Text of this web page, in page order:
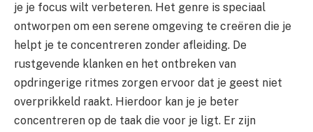
je je focus wilt verbeteren. Het genre is speciaal
ontworpen om een serene omgeving te creëren die je
helpt je te concentreren zonder afleiding. De
rustgevende klanken en het ontbreken van
opdringerige ritmes zorgen ervoor dat je geest niet
overprikkeld raakt. Hierdoor kan je je beter
concentreren op de taak die voor je ligt. Er zijn